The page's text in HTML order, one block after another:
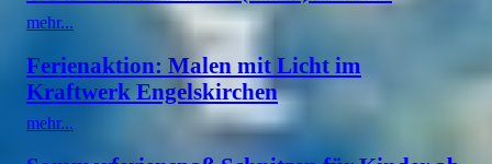
mehr...
Ferienaktion: Malen mit Licht im
Kraftwerk Engelskirchen
mehr...